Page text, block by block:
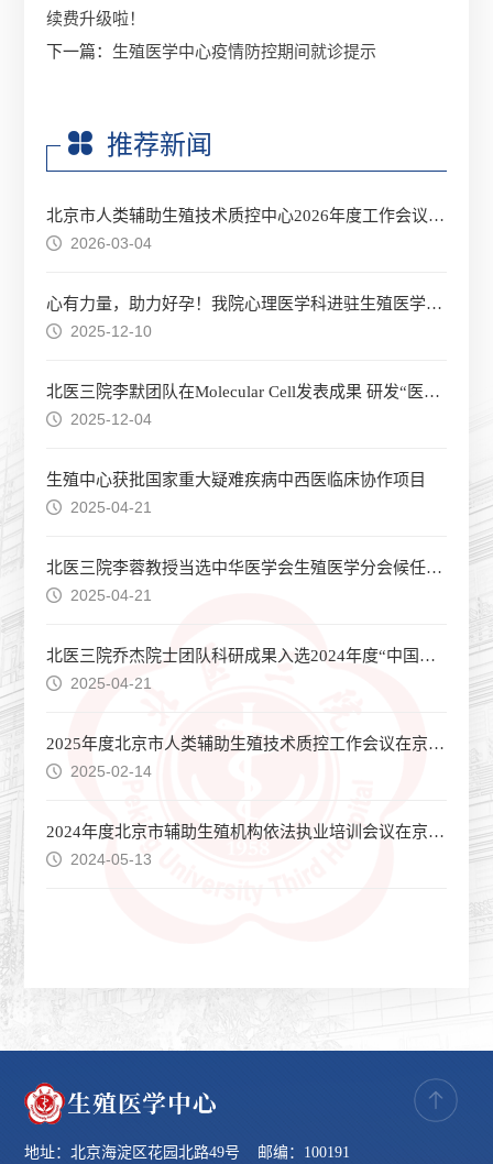
续费升级啦！
下一篇： 生殖医学中心疫情防控期间就诊提示
推荐新闻
北京市人类辅助生殖技术质控中心2026年度工作会议在京顺利召开
2026-03-04
心有力量，助力好孕！我院心理医学科进驻生殖医学中心
2025-12-10
北医三院李默团队在Molecular Cell发表成果 研发“医化交叉”体内蛋白质组标记技术
2025-12-04
生殖中心获批国家重大疑难疾病中西医临床协作项目
2025-04-21
北医三院李蓉教授当选中华医学会生殖医学分会候任主任委员
2025-04-21
北医三院乔杰院士团队科研成果入选2024年度“中国科学十大进展”
2025-04-21
2025年度北京市人类辅助生殖技术质控工作会议在京顺利召开
2025-02-14
2024年度北京市辅助生殖机构依法执业培训会议在京顺利召开
2024-05-13
地址：北京海淀区花园北路49号 邮编：100191